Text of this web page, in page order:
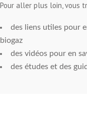
Pour aller plus loin, vous
des liens utiles pour
biogaz
des vidéos pour en
des études et des